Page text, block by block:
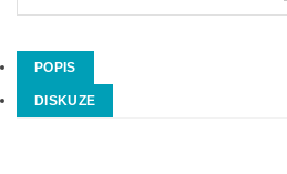
POPIS
DISKUZE